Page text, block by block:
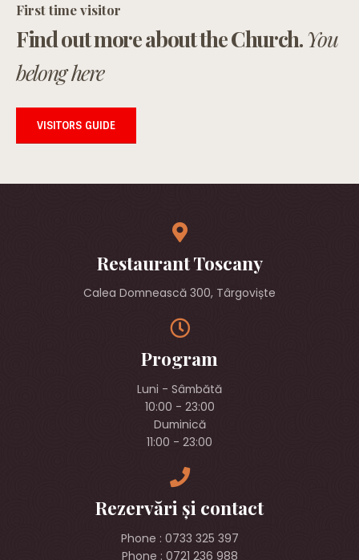
First time visitor
Find out more about the Church.You
belong here
VISITORS GUIDE
Restaurant Toscany
Calea Domnească 300, Târgoviște
Program
Luni - Sâmbătă
10:00 - 23:00
Duminică
11:00 - 23:00
Rezervări și contact
Phone : 0733 325 397
Phone : 0721 236 988